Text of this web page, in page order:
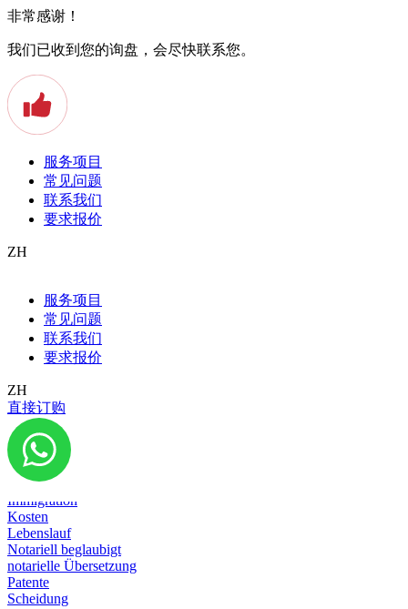
非常感谢！
我们已收到您的询盘，会尽快联系您。
服务项目
常见问题
联系我们
要求报价
ZH
服务项目
常见问题
联系我们
要求报价
ZH
直接订购
Apostille
Arbeitszeugnis
Auslandstudium
Baden
Beeidigter Übersetzer
Beglaubigte Übersetzung
Bern
Diplom
Dokumente
Emigration
Geburtsurkunde
Heirat
Immigration
Kosten
Lebenslauf
Notariell beglaubigt
notarielle Übersetzung
Patente
Scheidung